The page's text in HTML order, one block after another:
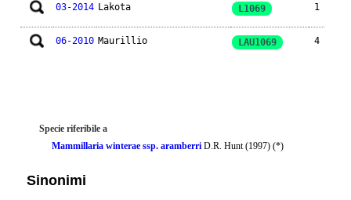
03-2014 Lakota L1069 1
06-2010 Maurillio LAU1069 4
Specie riferibile a
Mammillaria winterae ssp. aramberri D.R. Hunt (1997) (*)
Sinonimi